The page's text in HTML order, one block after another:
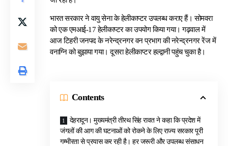
भारत सरकार ने वायु सेना के हेलीकाप्टर उपलब्ध कराए हैं। सोमवरा
को एक एमआई-17 हेलीकाप्टर का उपयोग किया गया। गढ़वाल में
आज टिहरी जनपद के नरेन्द्रनगर वन प्रभाग की नरेन्द्रनगर रेंज में
वनाग्नि को बुझाया गया। दूसरा हेलीकाप्टर हल्द्वानी पहुंच चुका है।
Contents
देहरादून। मुख्यमंत्री तीरथ सिंह रावत ने कहा कि प्रदेश में
जंगलों की आग की घटनाओं को रोकने के लिए राज्य सरकार पूरी
गम्भीरता से प्रयास कर रही है। हर जरूरी और उपलब्ध संसाधन